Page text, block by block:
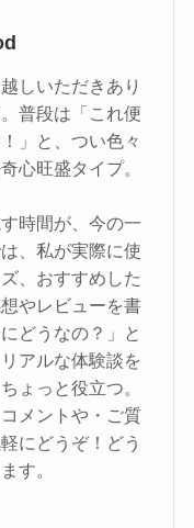
しいただきあり
普段は「これ便
」と、つい色々
心旺盛タイプ。
時間が、今の一
、私が実際に使
、おすすめした
やレビューを書
どうなの？」と
アルな体験談を
ょっと役立つ。
メントや・ご質
にどうぞ！どう
す。